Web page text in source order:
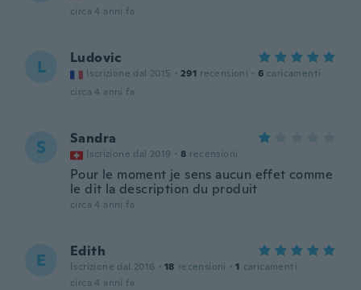
circa 4 anni fa
L Ludovic
Iscrizione dal 2015 · 291 recensioni · 6 caricamenti
circa 4 anni fa
S Sandra
Iscrizione dal 2019 · 8 recensioni
Pour le moment je sens aucun effet comme
le dit la description du produit
circa 4 anni fa
E Edith
Iscrizione dal 2016 · 18 recensioni · 1 caricamenti
circa 4 anni fa